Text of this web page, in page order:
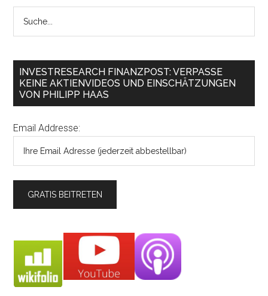
INVESTRESEARCH FINANZPOST: VERPASSE
KEINE AKTIENVIDEOS UND EINSCHÄTZUNGEN
VON PHILIPP HAAS
Email Addresse: